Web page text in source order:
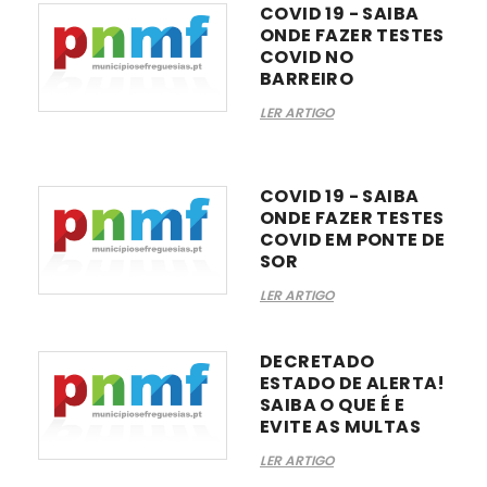
COVID 19 - SAIBA
ONDE FAZER TESTES
COVID NO
BARREIRO
LER ARTIGO
COVID 19 - SAIBA
ONDE FAZER TESTES
COVID EM PONTE DE
SOR
LER ARTIGO
DECRETADO
ESTADO DE ALERTA!
SAIBA O QUE É E
EVITE AS MULTAS
LER ARTIGO